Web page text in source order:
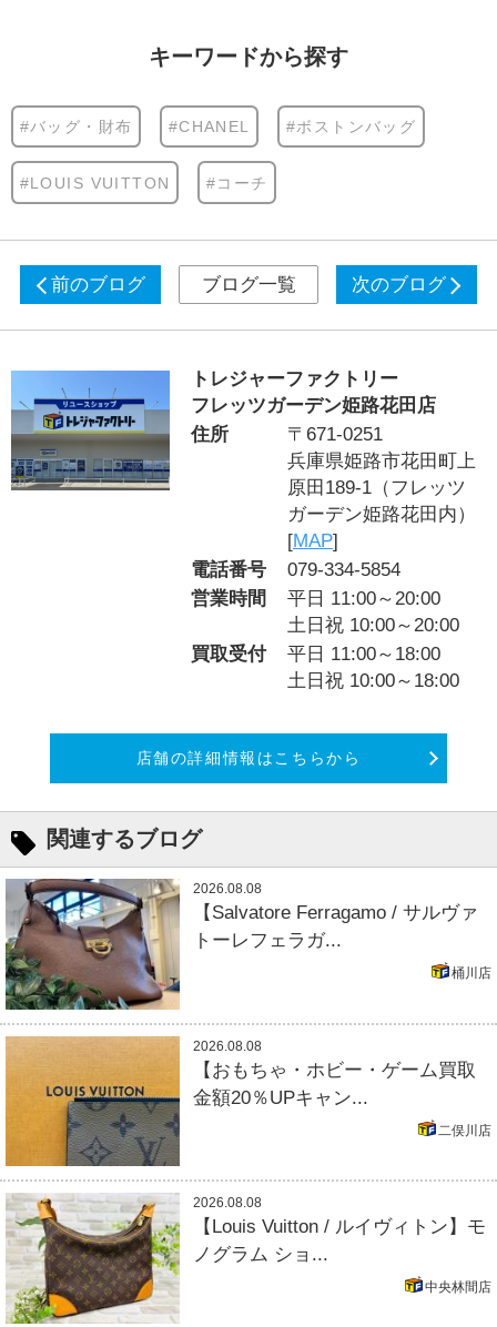
キーワードから探す
#バッグ・財布 #CHANEL #ボストンバッグ
#LOUIS VUITTON #コーチ
前のブログ ブログ一覧 次のブログ
トレジャーファクトリー
フレッツガーデン姫路花田店
住所
〒671-0251
兵庫県姫路市花田町上
原田189-1（フレッツ
ガーデン姫路花田内）
[MAP]
電話番号
079-334-5854
営業時間
平日 11:00～20:00
土日祝 10:00～20:00
買取受付
平日 11:00～18:00
土日祝 10:00～18:00
店舗の詳細情報はこちらから
関連するブログ
2026.08.08
【Salvatore Ferragamo / サルヴァ
トーレフェラガ...
桶川店
2026.08.08
【おもちゃ・ホビー・ゲーム買取
金額20％UPキャン...
二俣川店
2026.08.08
【Louis Vuitton / ルイヴィトン】モ
ノグラム ショ...
中央林間店